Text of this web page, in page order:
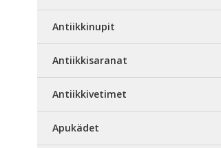
Antiikkinupit
Antiikkisaranat
Antiikkivetimet
Apukädet